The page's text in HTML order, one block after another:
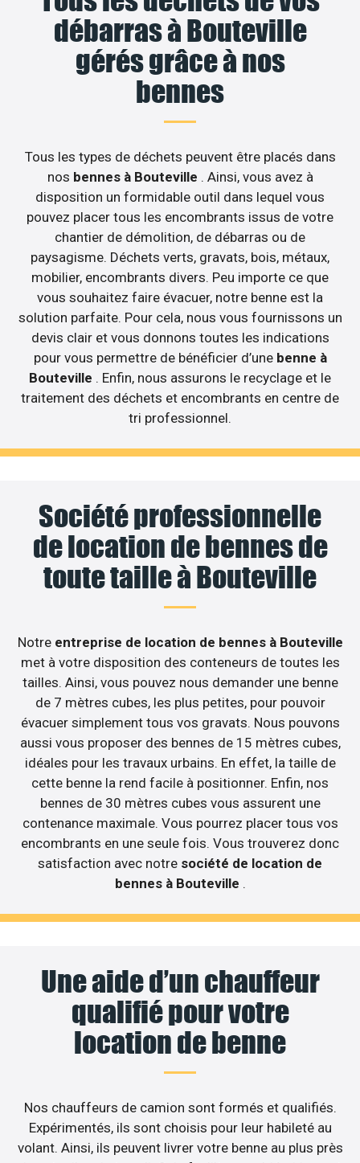
débarras à Bouteville
gérés grâce à nos
bennes
Tous les types de déchets peuvent être placés dans
nos bennes à Bouteville . Ainsi, vous avez à
disposition un formidable outil dans lequel vous
pouvez placer tous les encombrants issus de votre
chantier de démolition, de débarras ou de
paysagisme. Déchets verts, gravats, bois, métaux,
mobilier, encombrants divers. Peu importe ce que
vous souhaitez faire évacuer, notre benne est la
solution parfaite. Pour cela, nous vous fournissons un
devis clair et vous donnons toutes les indications
pour vous permettre de bénéficier d’une benne à
Bouteville . Enfin, nous assurons le recyclage et le
traitement des déchets et encombrants en centre de
tri professionnel.
Société professionnelle
de location de bennes de
toute taille à Bouteville
Notre entreprise de location de bennes à Bouteville
met à votre disposition des conteneurs de toutes les
tailles. Ainsi, vous pouvez nous demander une benne
de 7 mètres cubes, les plus petites, pour pouvoir
évacuer simplement tous vos gravats. Nous pouvons
aussi vous proposer des bennes de 15 mètres cubes,
idéales pour les travaux urbains. En effet, la taille de
cette benne la rend facile à positionner. Enfin, nos
bennes de 30 mètres cubes vous assurent une
contenance maximale. Vous pourrez placer tous vos
encombrants en une seule fois. Vous trouverez donc
satisfaction avec notre société de location de
bennes à Bouteville .
Une aide d’un chauffeur
qualifié pour votre
location de benne
Nos chauffeurs de camion sont formés et qualifiés.
Expérimentés, ils sont choisis pour leur habileté au
volant. Ainsi, ils peuvent livrer votre benne au plus près